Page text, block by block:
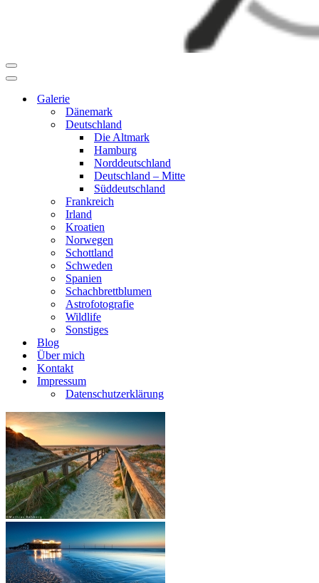
Navigationsmenü
Navigationsmenü
Galerie
Dänemark
Deutschland
Die Altmark
Hamburg
Norddeutschland
Deutschland – Mitte
Süddeutschland
Frankreich
Irland
Kroatien
Norwegen
Schottland
Schweden
Spanien
Schachbrettblumen
Astrofotografie
Wildlife
Sonstiges
Blog
Über mich
Kontakt
Impressum
Datenschutzerklärung